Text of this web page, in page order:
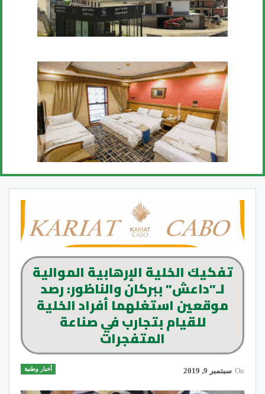
تفكيك الخلية الإرهابية الموالية
لـ”داعش” ببركان والناظور: رصد
موقعين استغلهما أفراد الخلية
للقيام بتجارب في صناعة
المتفجرات
أخبار وطنية On سبتمبر 9, 2019